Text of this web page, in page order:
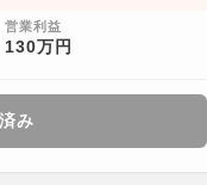
営業利益
130万円
み